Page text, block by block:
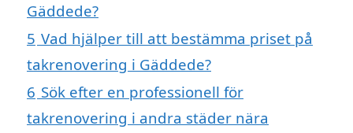
Gäddede?
5 Vad hjälper till att bestämma priset på
takrenovering i Gäddede?
6 Sök efter en professionell för
takrenovering i andra städer nära